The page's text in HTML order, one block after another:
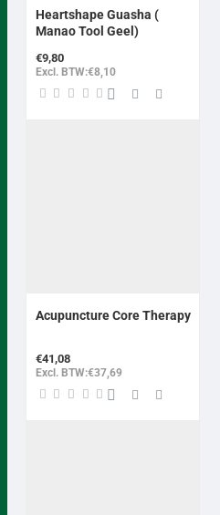
Heartshape Guasha (
Manao Tool Geel)
€9,80
Excl. BTW:€8,10
Acupuncture Core Therapy
€41,08
Excl. BTW:€37,69